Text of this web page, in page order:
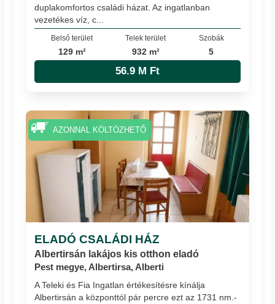
duplakomfortos családi házat. Az ingatlanban
vezetékes víz, c...
Belső terület
129 m²
Telek terület
932 m²
Szobák
5
56.9 M Ft
ELADÓ CSALÁDI HÁZ
Albertirsán lakájos kis otthon eladó
Pest megye, Albertirsa, Alberti
A Teleki és Fia Ingatlan értékesítésre kínálja
Albertirsán a központtól pár percre ezt az 1731 nm.-
AZONNAL KÖLTÖZHETŐ